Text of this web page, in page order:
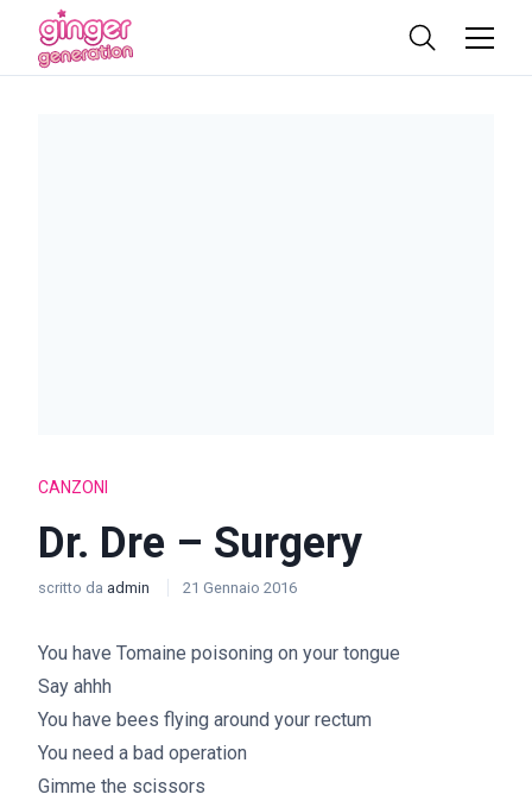
CANZONI
Dr. Dre – Surgery
scritto da admin 21 Gennaio 2016
You have Tomaine poisoning on your tongue
Say ahhh
You have bees flying around your rectum
You need a bad operation
Gimme the scissors